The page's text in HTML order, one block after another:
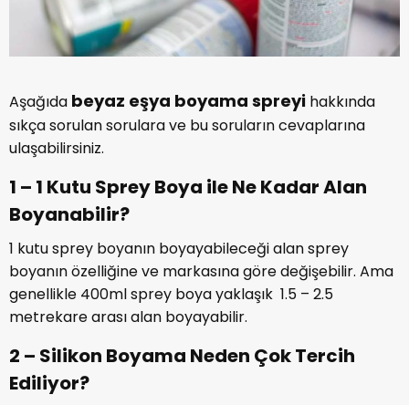
Aşağıda beyaz eşya boyama spreyi hakkında
sıkça sorulan sorulara ve bu soruların cevaplarına
ulaşabilirsiniz.
1 – 1 Kutu Sprey Boya ile Ne Kadar Alan
Boyanabilir?
1 kutu sprey boyanın boyayabileceği alan sprey
boyanın özelliğine ve markasına göre değişebilir. Ama
genellikle 400ml sprey boya yaklaşık 1.5 – 2.5
metrekare arası alan boyayabilir.
2 – Silikon Boyama Neden Çok Tercih
Ediliyor?